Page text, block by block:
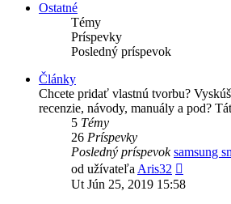
Ostatné
Témy
Príspevky
Posledný príspevok
Články
Chcete pridať vlastnú tvorbu?
recenzie, návody, manuály a pod?
5 Témy
26 Príspevky
Posledný príspevok samsung
od užívateľaAris32
posledný
Ut Jún 25, 2019 15:58